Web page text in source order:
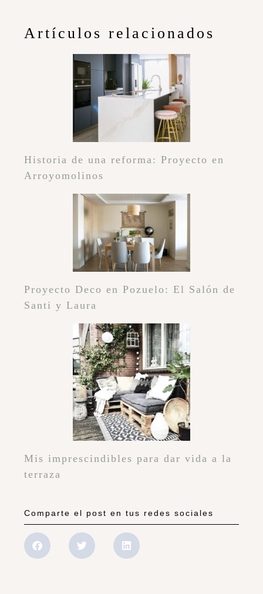
Artículos relacionados
Historia de una reforma: Proyecto en
Arroyomolinos
Proyecto Deco en Pozuelo: El Salón de
Santi y Laura
Mis imprescindibles para dar vida a la
terraza
Comparte el post en tus redes sociales